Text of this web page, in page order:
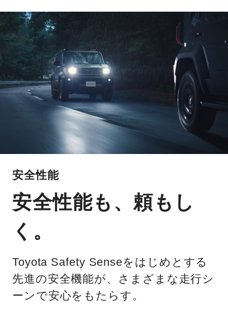
安全性能
安全性能も、頼もし
く。
Toyota Safety Senseをはじめとする
先進の安全機能が、さまざまな走行シ
ーンで安心をもたらす。